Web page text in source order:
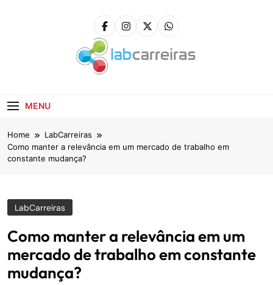
MENU
Home
LabCarreiras
Como manter a relevância em um mercado de trabalho em
constante mudança?
LabCarreiras
Como manter a relevância em um
mercado de trabalho em constante
mudança?